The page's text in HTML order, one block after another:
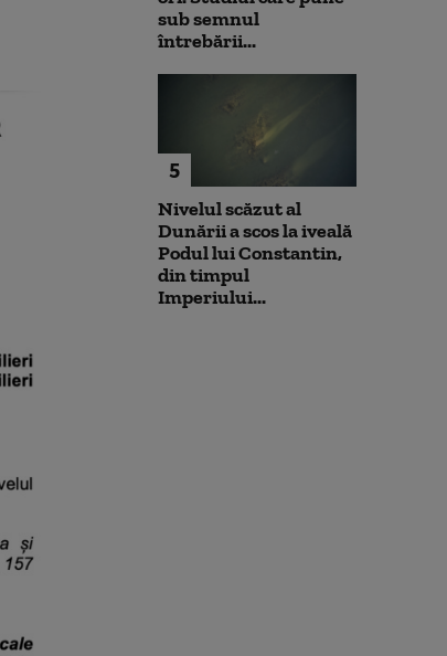
sub semnul
întrebării...
5
Nivelul scăzut al
Dunării a scos la iveală
Podul lui Constantin,
din timpul
Imperiului...